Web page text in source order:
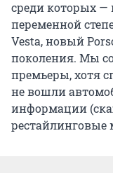
переменной
Vesta, новый
поколения. Мы
премьеры, хотя
не вошли
информации
рестайлинговые